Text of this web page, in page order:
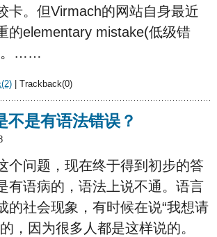
卡。但Virmach的网站自身最近
的elementary mistake(低级错
。……
| Trackback(0)
不是有语法错误？
个问题，现在终于得到初步的答
有语病的，语法上说不通。语言
的社会现象，有时候在说“我想请
，因为很多人都是这样说的。